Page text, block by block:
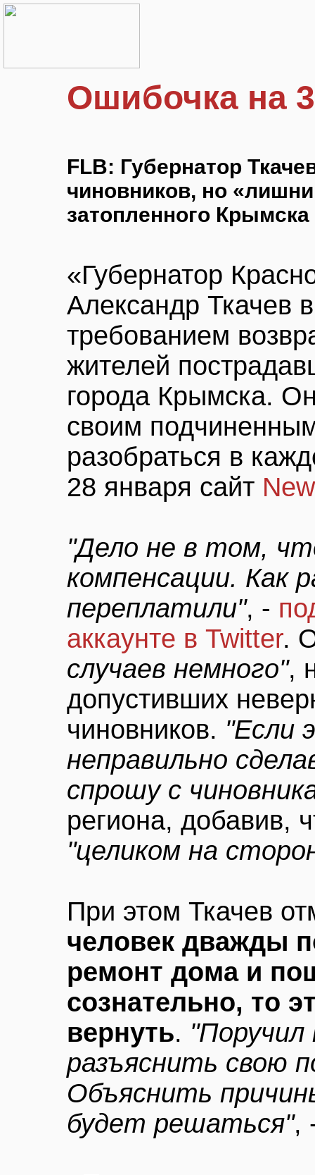
Ошибочка на
FLB: Губернатор
чиновников, но
затопленного
«Губернатор
Александр Ткачев
требованием
жителей
города Крымска.
своим
разобраться в
28 января сайт
"Дело не в том,
компенсации. Как
переплатили", -
аккаунте в Twitter.
случаев немного",
допустивших
чиновников. "Если
неправильно
спрошу с
региона, добавив,
"целиком на
При этом Ткачев
человек дважды
ремонт дома и
сознательно, то
вернуть.
разъяснить свою
Объяснить
будет решаться",